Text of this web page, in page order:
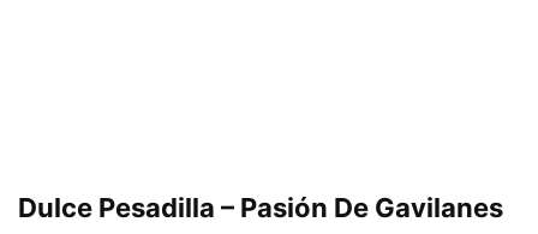
Dulce Pesadilla – Pasión De Gavilanes